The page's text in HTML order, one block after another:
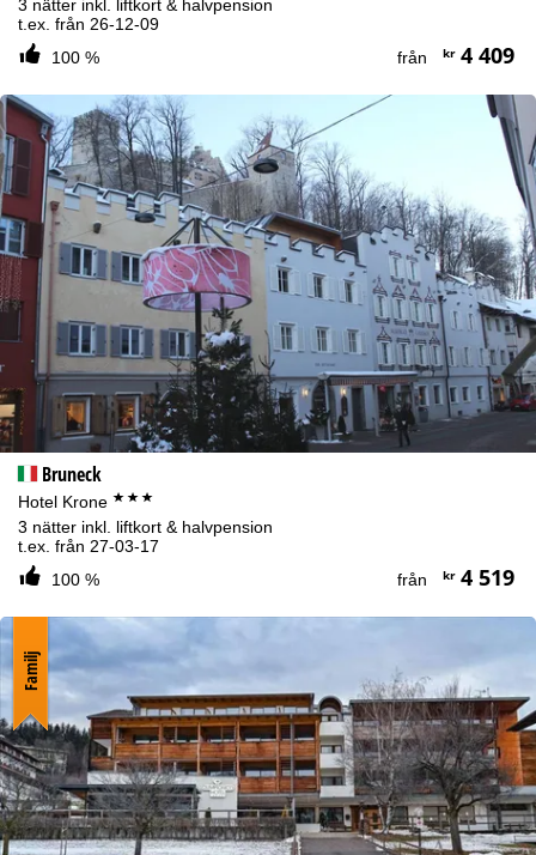
3 nätter inkl. liftkort & halvpension
t.ex. från 26-12-09
100 %
från kr4 409
Bruneck
Hotel Krone ***
3 nätter inkl. liftkort & halvpension
t.ex. från 27-03-17
100 %
från kr4 519
Familj